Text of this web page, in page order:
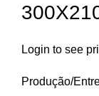
Login to see
Produção/